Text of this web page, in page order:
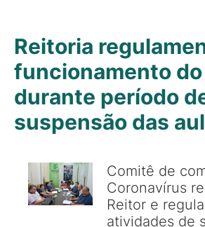
Reitoria
funcionamento do
durante período
suspensão das
Comitê de
Coronavírus
Reitor e
atividades de